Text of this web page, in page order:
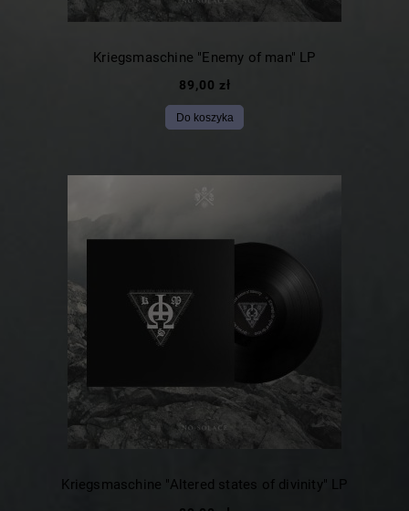
Kriegsmaschine "Enemy of man" LP
89,00 zł
Do koszyka
Kriegsmaschine "Altered states of divinity" LP